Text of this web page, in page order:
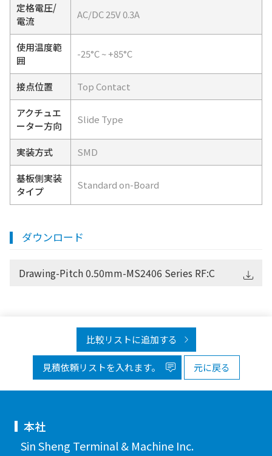
定格電圧/
電流
AC/DC 25V 0.3A
使用温度範
囲
-25°C ~ +85°C
接点位置 Top Contact
アクチュエ
ーター方向
Slide Type
実装方式 SMD
基板側実装
タイプ
Standard on-Board
ダウンロード
Drawing-Pitch 0.50mm-MS2406 Series RF:C
比較リストに追加する
見積依頼リストを入れます。 元に戻る
本社
Sin Sheng Terminal & Machine Inc.